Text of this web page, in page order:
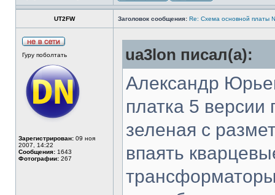
UT2FW Заголовок сообщения: Re: Cхема основной платы
Гуру поболтать
Зарегистрирован: 09 ноя
2007, 14:22
Сообщения: 1643
Фотографии: 267
ua3lon писал(а):
Александр
платка 5 версии
зеленая с
впаять